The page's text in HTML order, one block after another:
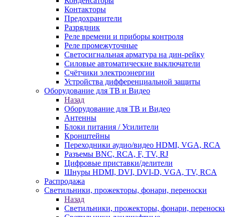
Контакторы
Предохранители
Разрядник
Реле времени и приборы контроля
Реле промежуточные
Светосигнальная арматура на дин-рейку
Силовые автоматические выключатели
Счётчики электроэнергии
Устройства дифференциальной защиты
Оборудование для ТВ и Видео
Назад
Оборудование для ТВ и Видео
Антенны
Блоки питания / Усилители
Кронштейны
Переходники аудио/видео HDMI, VGA, RCA
Разъемы BNС, RCA, F, TV, RJ
Цифровые приставки/делители
Шнуры HDMI, DVI, DVI-D, VGA, TV, RCA
Распродажа
Светильники, прожекторы, фонари, переноски
Назад
Светильники, прожекторы, фонари,